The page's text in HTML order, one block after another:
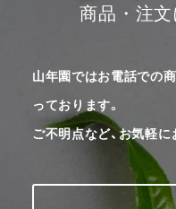
商品・注
山年園ではお電話での
っております。
ご不明点など、お気軽